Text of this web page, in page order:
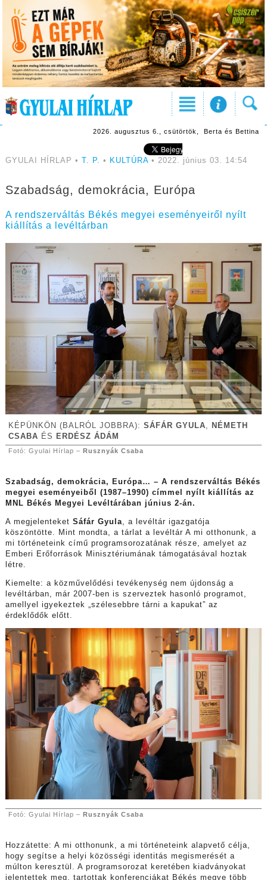
2026. augusztus 6., csütörtök, Berta és Bettina
GYULAI HÍRLAP • T. P. • KULTÚRA• 2022. június 03. 14:54
Szabadság, demokrácia, Európa
A rendszerváltás Békés megyei eseményeiről nyílt
kiállítás a levéltárban
KÉPÜNKÖN (BALRÓL JOBBRA): SÁFÁR GYULA,
NÉMETH
CSABA ÉS ERDÉSZ ÁDÁM
Fotó: Gyulai Hírlap – Rusznyák Csaba
Szabadság, demokrácia, Európa… – A rendszerváltás Békés
megyei eseményeiből (1987–1990) címmel nyílt kiállítás az
MNL Békés Megyei Levéltárában június 2-án.
A megjelenteket Sáfár Gyula, a levéltár igazgatója
köszöntötte. Mint mondta, a tárlat a levéltár A mi otthonunk, a
mi történeteink című programsorozatának része, amelyet az
Emberi Erőforrások Minisztériumának támogatásával hoztak
létre.
Kiemelte: a közművelődési tevékenység nem újdonság a
levéltárban, már 2007-ben is szerveztek hasonló programot,
amellyel igyekeztek „szélesebbre tárni a kapukat” az
érdeklődők előtt.
Fotó: Gyulai Hírlap – Rusznyák Csaba
Hozzátette: A mi otthonunk, a mi történeteink alapvető célja,
hogy segítse a helyi közösségi identitás megismerését a
múlton keresztül. A programsorozat keretében kiadványokat
jelentettek meg, tartottak konferenciákat Békés megye több